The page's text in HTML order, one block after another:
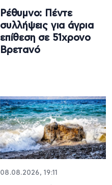
Ρέθυμνο: Πέντε
συλλήψεις για άγρια
επίθεση σε 51χρονο
Βρετανό
08.08.2026, 19:11